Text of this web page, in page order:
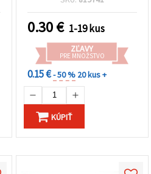
0.30€ 1-19 kus
ZĽAVY
PRE MNOŽSTVO
0.15 €- 50 % 20 kus +
KÚPIŤ